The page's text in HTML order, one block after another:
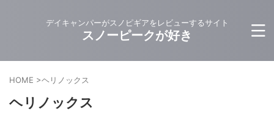
デイキャンパーがスノピギアをレビューするサイト
スノーピークが好き
HOME >ヘリノックス
ヘリノックス